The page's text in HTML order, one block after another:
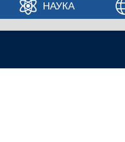
НАУКА